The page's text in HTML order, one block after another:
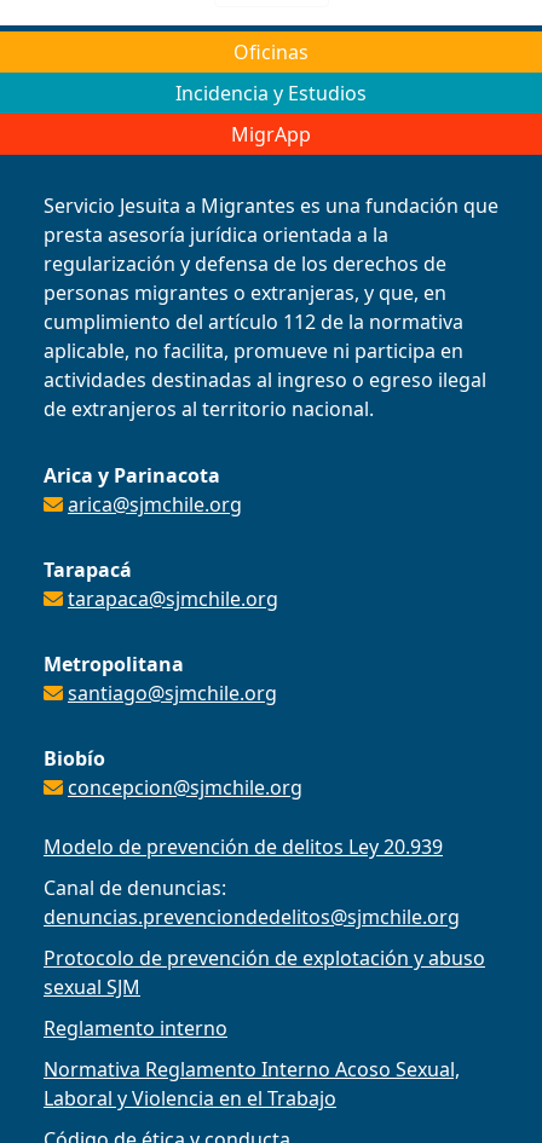
Oficinas
Incidencia y Estudios
MigrApp
Servicio Jesuita a Migrantes es una fundación que
presta asesoría jurídica orientada a la
regularización y defensa de los derechos de
personas migrantes o extranjeras, y que, en
cumplimiento del artículo 112 de la normativa
aplicable, no facilita, promueve ni participa en
actividades destinadas al ingreso o egreso ilegal
de extranjeros al territorio nacional.
Arica y Parinacota
arica@sjmchile.org
Tarapacá
tarapaca@sjmchile.org
Metropolitana
santiago@sjmchile.org
Biobío
concepcion@sjmchile.org
Modelo de prevención de delitos Ley 20.939
Canal de denuncias:
denuncias.prevenciondedelitos@sjmchile.org
Protocolo de prevención de explotación y abuso
sexual SJM
Reglamento interno
Normativa Reglamento Interno Acoso Sexual,
Laboral y Violencia en el Trabajo